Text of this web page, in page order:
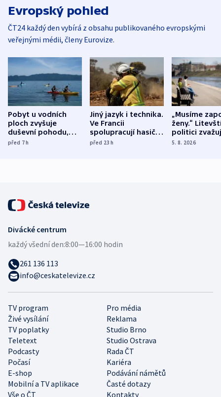
Evropský pohled
ČT24 každý den vybírá z obsahu publikovaného evropskými
veřejnými médii, členy Eurovize.
Pobyt u vodních
ploch zvyšuje
duševní pohodu,
ukázala
před 7h
Jiný jazyk i technika.
Ve Francii
spolupracují hasiči z
různých zemí
před 23h
„Musíme
ženy.“
politici
dohodu o
5. 8. 2026
TV program
Pro média
Živé vysílání
Reklama
TV poplatky
Studio Brno
Teletext
Studio Ostrava
Podcasty
Rada ČT
Počasí
Kariéra
E-shop
Podávání námětů
Mobilní a TV aplikace
Časté dotazy
Vše o ČT
Kontakty
Divácké centrum
každý všední den:8:00—16:00 hodin
261 136 113
info@ceskatelevize.cz